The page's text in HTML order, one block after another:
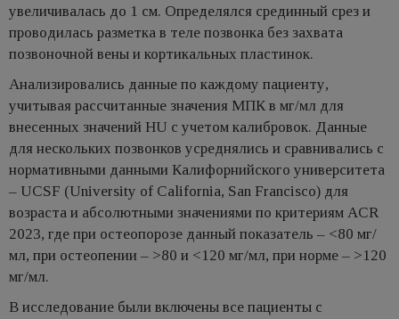
увеличивалась до 1 см. Определялся срединный срез и
проводилась разметка в теле позвонка без захвата
позвоночной вены и кортикальных пластинок.
Анализировались данные по каждому пациенту,
учитывая рассчитанные значения МПК в мг/мл для
внесенных значений HU с учетом калибровок. Данные
для нескольких позвонков усреднялись и сравнивались с
нормативными данными Калифорнийского университета
– UCSF (University of California, San Francisco) для
возраста и абсолютными значениями по критериям ACR
2023, где при остеопорозе данный показатель – <80 мг/
мл, при остеопении – >80 и <120 мг/мл, при норме – >120
мг/мл.
В исследование были включены все пациенты с